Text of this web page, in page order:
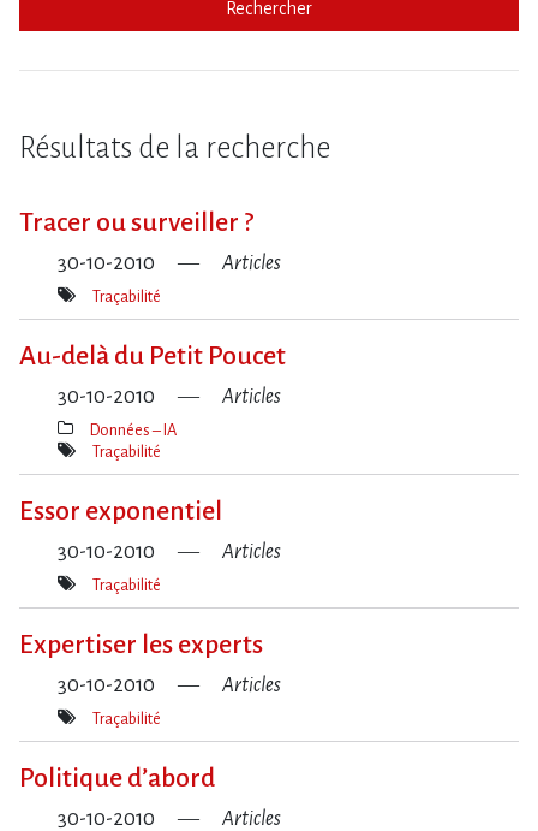
Rechercher
Résultats de la recherche
Tracer ou surveiller ?
30-10-2010 Articles
Mot(s)-
Traçabilité
Au-delà du Petit Poucet
30-10-2010 Articles
Thèmes(s)
Données – IA
Mot(s)-
Traçabilité
Essor exponentiel
30-10-2010 Articles
Mot(s)-
Traçabilité
Expertiser les experts
30-10-2010 Articles
Mot(s)-
Traçabilité
Politique d’abord
30-10-2010 Articles